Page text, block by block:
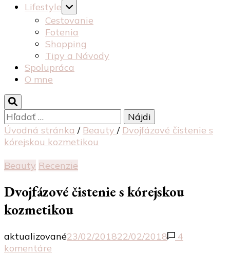
Lifestyle
Cestovanie
Fotenia
Shopping
Tipy a Návody
Spolupráca
O mne
Hľadať:
Úvodná stránka / Beauty / Dvojfázové čistenie s
kórejskou kozmetikou
Beauty Recenzie
Dvojfázové čistenie s kórejskou
kozmetikou
aktualizované23/02/201822/02/2018
4
komentáre